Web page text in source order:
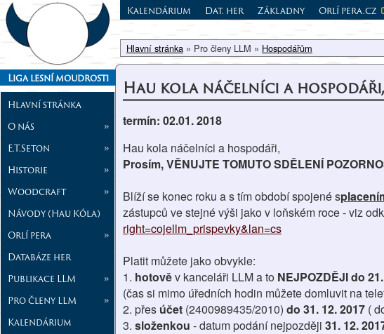
Liga lesní moudrosti
Hlavní stránka
O nás
»
E.T.Seton
»
Historie
»
Woodcraft
»
Návody (Hau Kóla)
Orlí pera
»
Databáze her
Publikace LLM
»
Pro členy LLM
»
Kalendárium
Kalendárium Dat. her Základny Orlí pera.cz
Hlavní stránka » Pro členy LLM » Hospodářům
Hau kola náčelníci a hospodáři,
termín: 02.01. 2018
Hau kola náčelníci a hospodáři,
Prosím, VĚNUJTE TOMUTO SDĚLENÍ
Blíží se konec roku a s tím období spojené s
zástupců ve stejné výši jako v loňském roce - viz
right=cojellm_prispevky&lan=cs
Platit můžete jako obvykle:
1. hotověv kanceláři LLM a to NEJPOZDĚJI do
(čas si mimo úředních hodin můžete domluvit na
2. přes účet (2400989435/2010) do 31. 12. 2017 (
3. složenkou - datum podání nejpozději 31. 12.